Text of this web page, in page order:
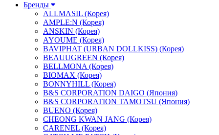
Бренды
ALLMASIL (Корея)
AMPLE:N (Корея)
ANSKIN (Корея)
AYOUME (Корея)
BAVIPHAT (URBAN DOLLKISS) (Корея)
BEAUUGREEN (Корея)
BELLMONA (Корея)
BIOMAX (Корея)
BONNYHILL (Корея)
B&S CORPORATION DAIGO (Япония)
B&S CORPORATION TAMOTSU (Япония)
BUENO (Корея)
CHEONG KWAN JANG (Корея)
CARENEL (Корея)